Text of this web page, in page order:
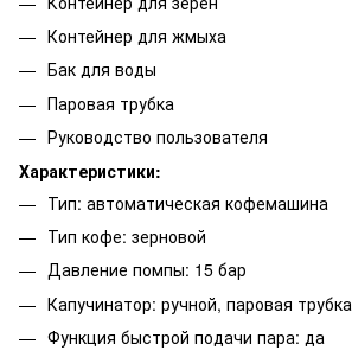
Контейнер для жмыха
Бак для воды
Паровая трубка
Руководство пользователя
Характеристики:
Тип: автоматическая кофемашина
Тип кофе: зерновой
Давление помпы: 15 бар
Капучинатор: ручной, паровая трубка
Функция быстрой подачи пара: да